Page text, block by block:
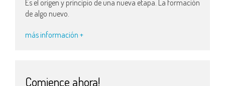
Es el origen y principio de una nueva etapa. La formación
de algo nuevo.
más información +
Comience ahora!